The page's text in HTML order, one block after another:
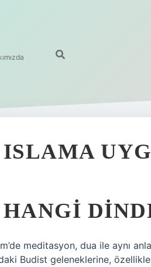
meditasyon, dua ile aynı
Budist geleneklerine,